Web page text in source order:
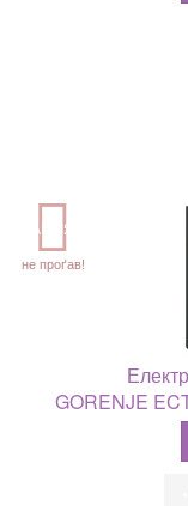
АКЦІЯ
не проґав!
GORENJE